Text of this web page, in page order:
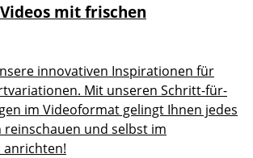
mit frischen
innovativen Inspirationen für
Mit unseren Schritt-für-
im Videoformat gelingt Ihnen jedes
reinschauen und selbst im